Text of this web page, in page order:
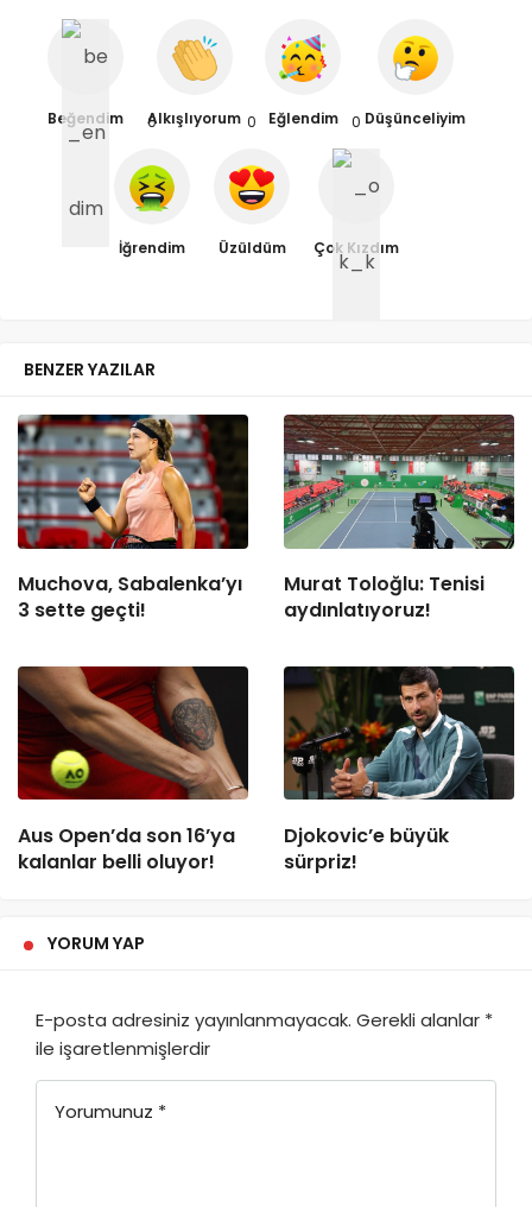
Beğendim Alkışlıyorum Eğlendim Düşünceliyim
0
İğrendim
0
Üzüldüm
0
Çok Kızdım
BENZER YAZILAR
Muchova, Sabalenka’yı
3 sette geçti!
Murat Toloğlu: Tenisi
aydınlatıyoruz!
Aus Open’da son 16’ya
kalanlar belli oluyor!
Djokovic’e büyük
sürpriz!
YORUM YAP
E-posta adresiniz yayınlanmayacak. Gerekli alanlar *
ile işaretlenmişlerdir
Yorumunuz *